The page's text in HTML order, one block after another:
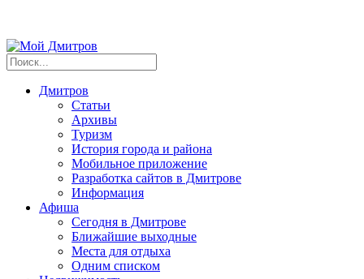
Дмитров
Статьи
Архивы
Туризм
История города и района
Мобильное приложение
Разработка сайтов в Дмитрове
Информация
Афиша
Сегодня в Дмитрове
Ближайшие выходные
Места для отдыха
Одним списком